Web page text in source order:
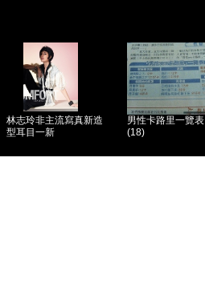
林志玲非主流寫真新造
型耳目一新
男性卡路里一覽表
(18)